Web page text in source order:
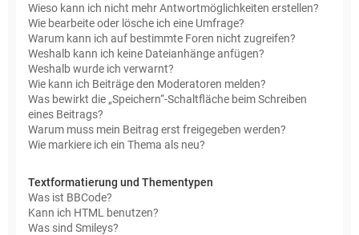
Wieso kann ich nicht mehr Antwortmöglichkeiten erstellen?
Wie bearbeite oder lösche ich eine Umfrage?
Warum kann ich auf bestimmte Foren nicht zugreifen?
Weshalb kann ich keine Dateianhänge anfügen?
Weshalb wurde ich verwarnt?
Wie kann ich Beiträge den Moderatoren melden?
Was bewirkt die „Speichern“-Schaltfläche beim Schreiben
eines Beitrags?
Warum muss mein Beitrag erst freigegeben werden?
Wie markiere ich ein Thema als neu?
Textformatierung und Thementypen
Was ist BBCode?
Kann ich HTML benutzen?
Was sind Smileys?